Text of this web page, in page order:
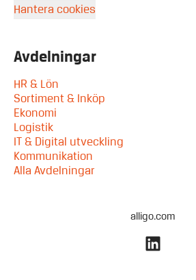
Hantera cookies
Avdelningar
HR & Lön
Sortiment & Inköp
Ekonomi
Logistik
IT & Digital utveckling
Kommunikation
Alla Avdelningar
alligo.com